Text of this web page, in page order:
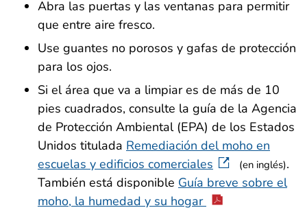
Abra las puertas y las ventanas para permitir
que entre aire fresco.
Use guantes no porosos y gafas de protección
para los ojos.
Si el área que va a limpiar es de más de 10
pies cuadrados, consulte la guía de la Agencia
de Protección Ambiental (EPA) de los Estados
Unidos titulada Remediación del moho en
escuelas y edificios comerciales
(en inglés).
También está disponible Guía breve sobre el
moho, la humedad y su hogar